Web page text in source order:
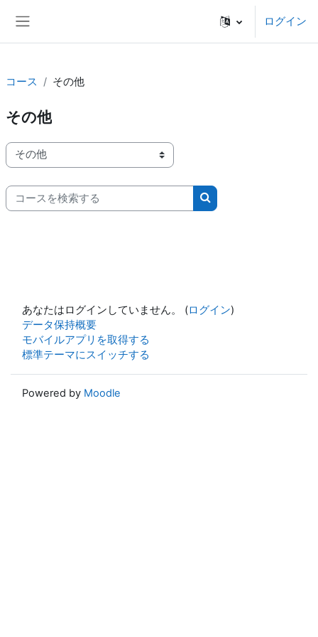
ログイン
コース その他
その他
コースカテゴリ
コースを検索する
コースを検索する
あなたはログインしていません。 (ログイン)
データ保持概要
モバイルアプリを取得する
標準テーマにスイッチする
Powered by Moodle